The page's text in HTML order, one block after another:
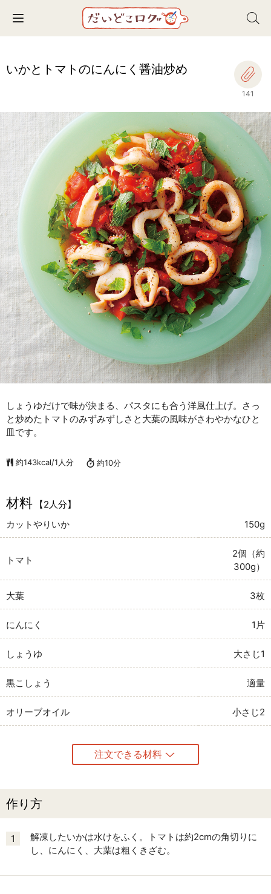
Toggle navigation
いかとトマトのにんにく醤油炒め
141
しょうゆだけで味が決まる、パスタにも合う洋風仕上げ。さっ
と炒めたトマトのみずみずしさと大葉の風味がさわやかなひと
皿です。
約143kcal/1人分 約10分
材料
【2人分】
カットやりいか
150g
トマト
2個（約
300g）
大葉 3枚
にんにく 1片
しょうゆ 大さじ1
黒こしょう 適量
オリーブオイル 小さじ2
注文できる材料
作り方
1
解凍したいかは水けをふく。トマトは約2cmの角切りに
し、にんにく、大葉は粗くきざむ。